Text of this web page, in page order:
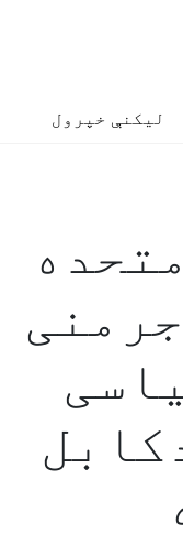
لیکنې خپرول